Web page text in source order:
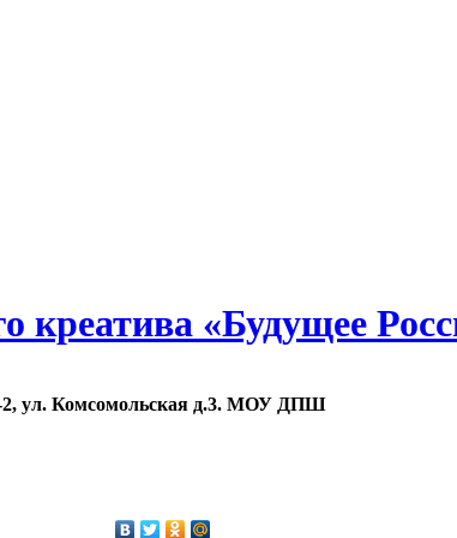
креатива «Будущее
2, ул. Комсомольская д.3. МОУ ДПШ